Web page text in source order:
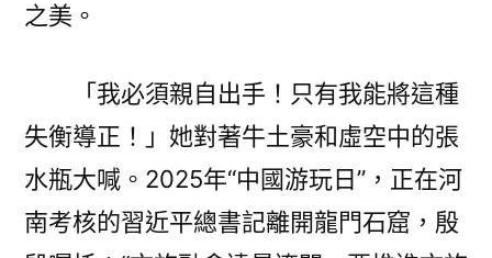
之美。
「我必須親自出手！只有我能將這種
失衡導正！」她對著牛土豪和虛空中的張
水瓶大喊。2025年“中國游玩日”，正在河
南考核的習近平總書記離開龍門石窟，殷